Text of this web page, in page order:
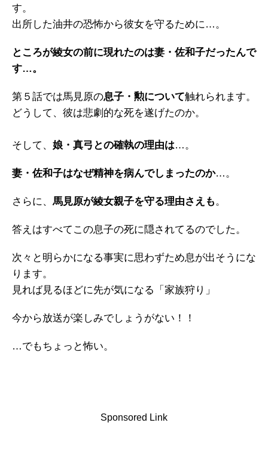
す。
出所した油井の恐怖から彼女を守るために…。
ところが綾女の前に現れたのは妻・佐和子だったんで
す…。
第５話では馬見原の息子・勲について触れられます。
どうして、彼は悲劇的な死を遂げたのか。
そして、 娘・真弓との確執の理由は…。
妻・佐和子はなぜ精神を病んでしまったのか…。
さらに、 馬見原が綾女親子を守る理由さえも。
答えはすべてこの息子の死に隠されてるのでした。
次々と明らかになる事実に思わずため息が出そうにな
ります。
見れば見るほどに先が気になる「家族狩り」
今から放送が楽しみでしょうがない！！
…でもちょっと怖い。
Sponsored Link